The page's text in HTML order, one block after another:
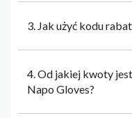
3. Jak użyć kodu
4. Od jakiej kwoty
Napo Gloves?